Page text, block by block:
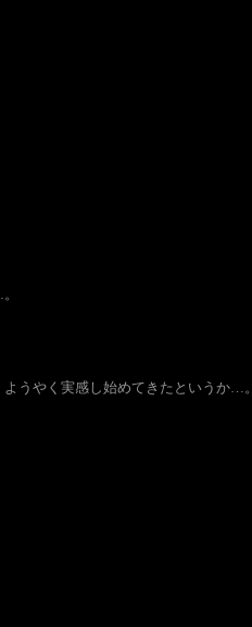
うやく実感し始めてきたというか…。